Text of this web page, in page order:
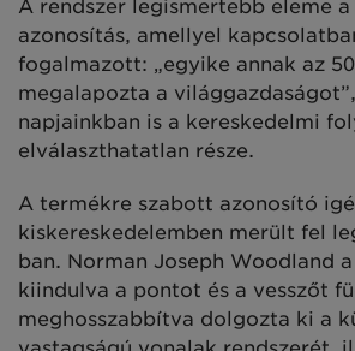
A rendszer legismertebb eleme
azonosítás, amellyel
fogalmazott: „egyike annak az
megalapozta a
napjainkban is a kereskedelmi
elválaszthatatlan része.
A termékre szabott azonosító
kiskereskedelemben merült fel
ban. Norman Joseph Woodland
kiindulva a pontot és a vesszőt
meghosszabbítva dolgozta ki a